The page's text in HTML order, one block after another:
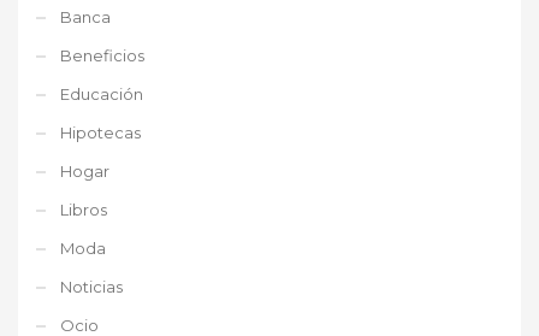
Banca
Beneficios
Educación
Hipotecas
Hogar
Libros
Moda
Noticias
Ocio